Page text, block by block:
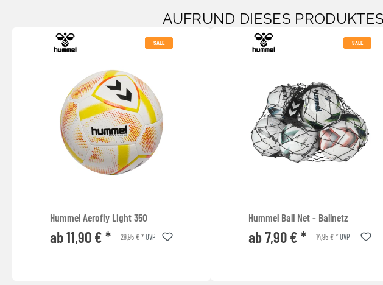
AUFRUND DIESES
SALE
Hummel Aerofly Light 350
ab 11,90 € * 29,95 € *UVP
SALE
Hummel Ball Net - Ballnetz
ab 7,90 € * 14,95 € *UVP